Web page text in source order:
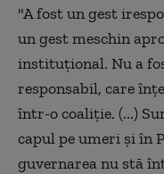
"A fost un gest
un gest meschin
instituțional. Nu a
responsabil, care
într-o coaliție. (...)
capul pe umeri și în
guvernarea nu stă